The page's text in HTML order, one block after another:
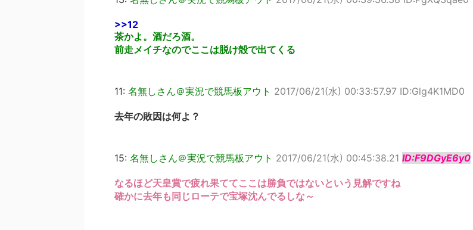
>>12
茶かよ。酒だろ酒。
前走メイチなのでここは脱け殻で出てくる
11: 名無しさん＠実況で競馬板アウト 2017/06/21(水) 00:33:57.97 ID:Glg4K1MD0
去年の敗因は何よ？
15: 名無しさん＠実況で競馬板アウト 2017/06/21(水) 00:45:38.21 ID:F9DGyE6y0
なるほど天皇賞で疲れ果ててここは勝負ではないという見解ですね
確かに去年も同じローテで宝塚沈んでるしな～